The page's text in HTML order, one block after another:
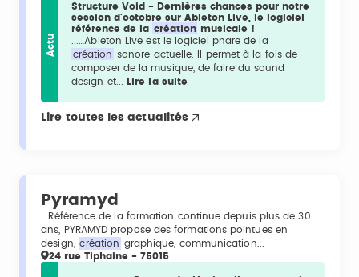
Actu
Structure Void - Dernières chances pour notre
session d'octobre sur Ableton Live, le logiciel
référence de la création musicale !
...…Ableton Live est le logiciel phare de la
création sonore actuelle. Il permet à la fois de
composer de la musique, de faire du sound
design et...
Lire la suite
Lire toutes les actualités
Pyramyd
...Référence de la formation continue depuis plus de 30
ans, PYRAMYD propose des formations pointues en
design,
création graphique, communication...
24 rue Tiphaine - 75015